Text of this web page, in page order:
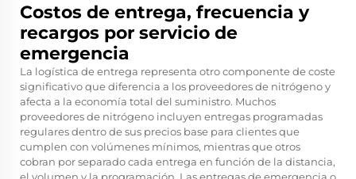
Costos de entrega, frecuencia y
recargos por servicio de
emergencia
La logística de entrega representa otro componente de coste
significativo que diferencia a los proveedores de nitrógeno y
afecta a la economía total del suministro. Muchos
proveedores de nitrógeno incluyen entregas programadas
regulares dentro de sus precios base para clientes que
cumplen con volúmenes mínimos, mientras que otros
cobran por separado cada entrega en función de la distancia,
el volumen y la programación. Las entregas de emergencia o